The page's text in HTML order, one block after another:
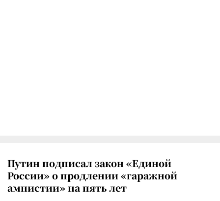
Путин подписал закон «Единой
России» о продлении «гаражной
амнистии» на пять лет